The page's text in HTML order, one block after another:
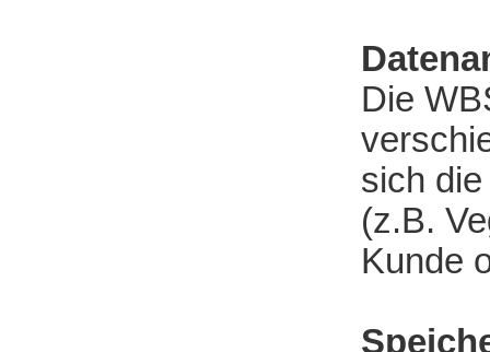
Die
sich
(z.B.
Kunde